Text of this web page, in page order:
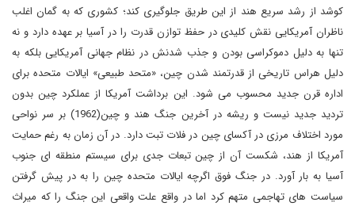
کوشد از رشد سریع هند از این طریق جلوگیری کند؛ کشوری که به گمان اغلب
ناظران آمریکایی نقش کلیدی در حفظ توازن قدرت را در آسیا بر عهده دارد و نه
تنها به دلیل دموکراسی بودن و جذب شدنش در نظام جهانی آمریکایی بلکه به
دلیل هراس تاریخی از قدرتمند شدن چین، «متحد طبیعی» ایالات متحده برای
اداره قرن جدید محسوب می شود. این برداشت آمریکا از عملکرد چین بدون
تردید جدید نیست و ریشه در آخرین جنگ هند و چین(1962) بر سر نواحی
مورد اختلاف مرزی در آکسای چین در فلات تبت دارد. در آن زمان به رغم حمایت
آمریکا از هند، شکست آن از چین تبعات جدی برای سیستم منطقه ای جنوب
آسیا به بار آورد. در جنگ فوق اگرچه ایالات متحده چین را به در پیش گرفتن
سیاست های تهاجمی متهم کرد اما در واقع علت واقعی این جنگ را که میراث